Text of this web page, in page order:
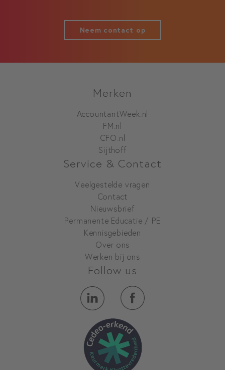
Neem contact op
Merken
AccountantWeek.nl
FM.nl
CFO.nl
Sijthoff
Service & Contact
Veelgestelde vragen
Contact
Nieuwsbrief
Permanente Educatie / PE
Kennisgebieden
Over ons
Werken bij ons
Follow us